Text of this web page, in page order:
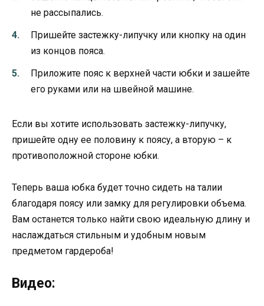
не рассыпались.
Пришейте застежку-липучку или кнопку на один
из концов пояса.
Приложите пояс к верхней части юбки и зашейте
его руками или на швейной машине.
Если вы хотите использовать застежку-липучку,
пришейте одну ее половину к поясу, а вторую – к
противоположной стороне юбки.
Теперь ваша юбка будет точно сидеть на талии
благодаря поясу или замку для регулировки объема.
Вам останется только найти свою идеальную длину и
наслаждаться стильным и удобным новым
предметом гардероба!
Видео: